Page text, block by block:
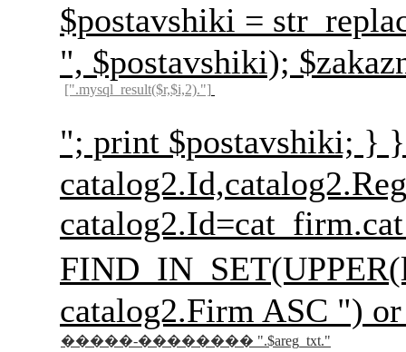
$postavshiki =
", $postavshiki);
[".mysql_result($r,$i,2)."]
"; print
catalog2.Firm ASC ")
�����-�������� ".$areg_txt."